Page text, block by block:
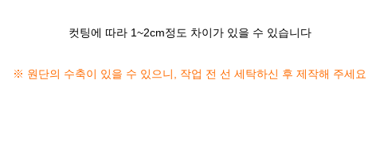
컷팅에 따라 1~2cm정도 차이가 있을 수 있습니다
※ 원단의 수축이 있을 수 있으니, 작업 전 선 세탁하신 후 제작해 주세요